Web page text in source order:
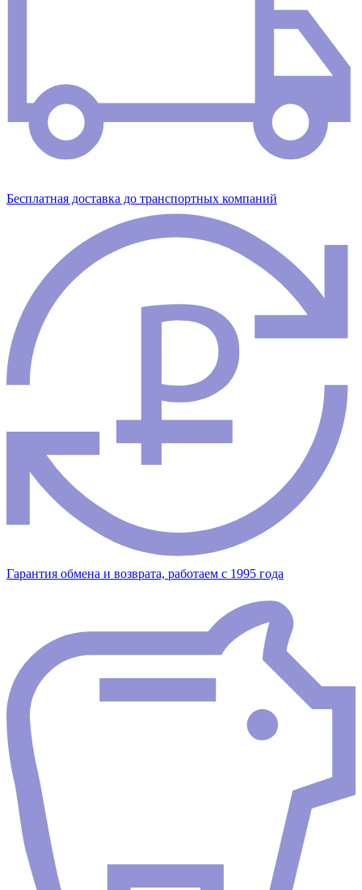
Бесплатная доставка до транспортных компаний
Гарантия обмена и возврата, работаем с 1995 года